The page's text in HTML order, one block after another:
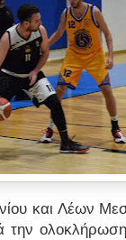
και Λέων
την